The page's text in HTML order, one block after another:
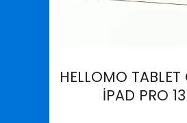
HELLOMO TABLET
İPAD PRO 13